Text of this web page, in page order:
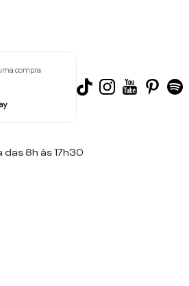
compra
8h às 17h30